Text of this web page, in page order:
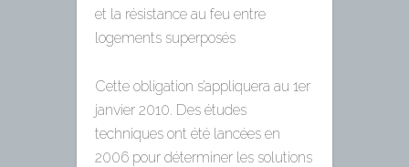
et la résistance au feu entre
logements superposés
Cette obligation s’appliquera au 1er
janvier 2010. Des études
techniques ont été lancées en
2006 pour déterminer les solutions